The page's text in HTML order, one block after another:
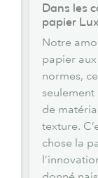
coulisses
papier
Luxe
Dans les
papier
Notre
papier
normes,
de
texture.
chose la